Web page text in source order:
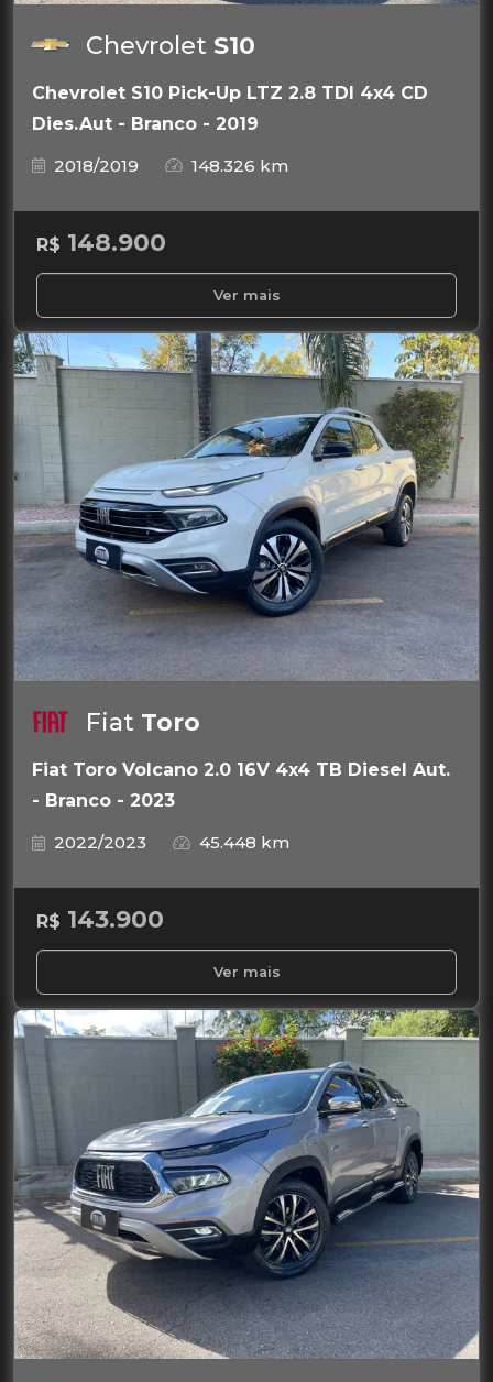
Chevrolet S10
Chevrolet S10 Pick-Up LTZ 2.8 TDI 4x4 CD
Dies.Aut - Branco - 2019
2018/2019
148.326 km
R$ 148.900
Ver mais
Fiat Toro
Fiat Toro Volcano 2.0 16V 4x4 TB Diesel Aut.
- Branco - 2023
2022/2023
45.448 km
R$ 143.900
Ver mais